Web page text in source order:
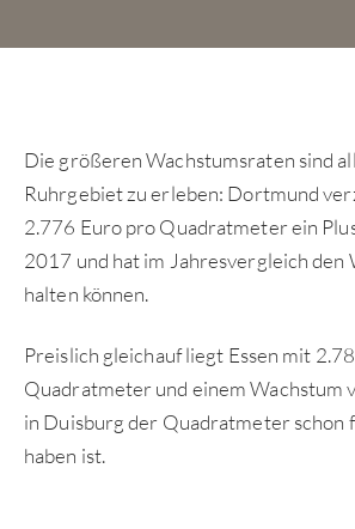
Die größeren Wachstumsraten sind
Ruhrgebiet zu erleben: Dortmund
2.776 Euro pro Quadratmeter ein
2017 und hat im Jahresvergleich den
halten können.
Preislich gleichauf liegt Essen mit
Quadratmeter und einem Wachstum
in Duisburg der Quadratmeter schon
haben ist.